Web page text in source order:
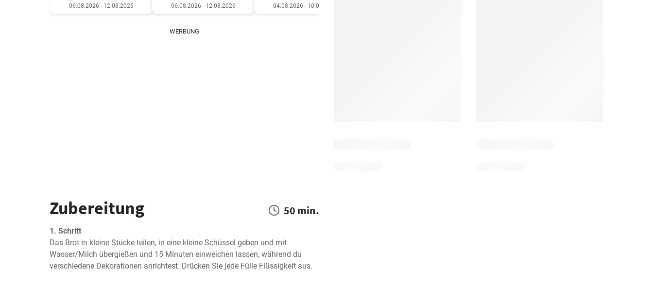
06.08.2026 - 12.08.2026 06.08.2026 - 12.08.2026 04.08.2026 - 10.08.2026
WERBUNG
Zubereitung 50 min.
1. Schritt
Das Brot in kleine Stücke teilen, in eine kleine Schüssel geben und mit
Wasser/Milch übergießen und 15 Minuten einweichen lassen, während du
verschiedene Dekorationen anrichtest. Drücken Sie jede Fülle Flüssigkeit aus.